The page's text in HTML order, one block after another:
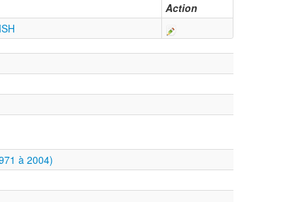
Action
à 2004)